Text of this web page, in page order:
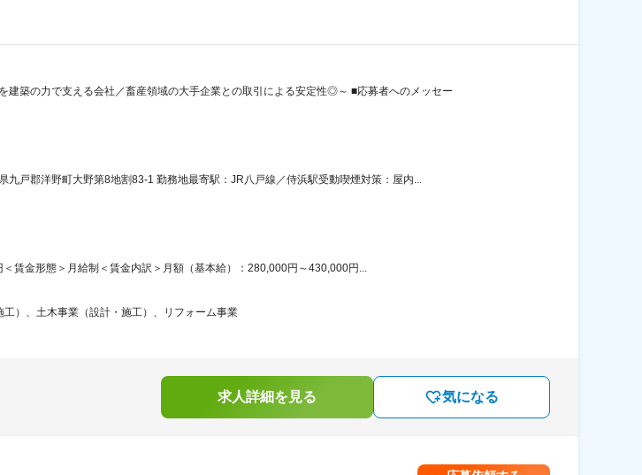
建築の力で支える会社／畜産領域の大手企業との取引による安定性◎～ ■応募者へのメッセー
九戸郡洋野町大野第8地割83-1 勤務地最寄駅：JR八戸線／侍浜駅受動喫煙対策：屋内...
賃金形態＞月給制＜賃金内訳＞月額（基本給）：280,000円～430,000円...
）、土木事業（設計・施工）、リフォーム事業
求人詳細を見る 気になる